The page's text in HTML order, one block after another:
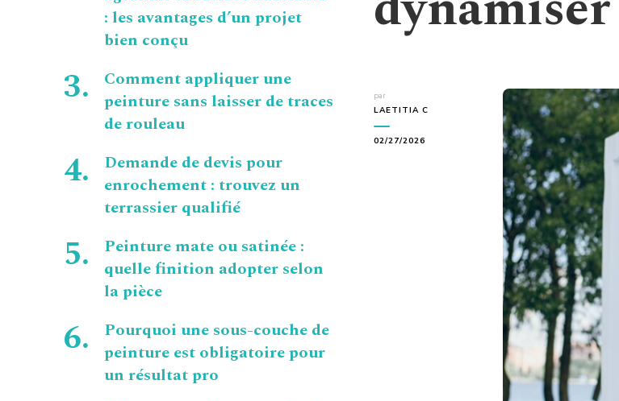
par
LAETITIA C
02/27/2026
: les avantages d’un projet
bien conçu
Comment appliquer une
peinture sans laisser de traces
de rouleau
Demande de devis pour
enrochement : trouvez un
terrassier qualifié
Peinture mate ou satinée :
quelle finition adopter selon
la pièce
Pourquoi une sous-couche de
peinture est obligatoire pour
un résultat pro